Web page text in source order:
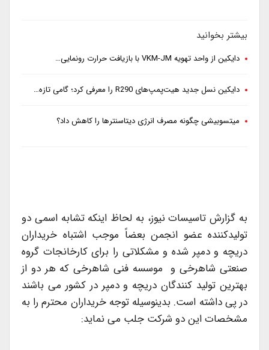
بیشتر بخوانید
دایکین از واحد تهویه VKM-JM با بازیافت حرارت رونمایی…
دایکین نسل جدید هیت‌پمپ‌های R290 را معرفی کرد؛ گامی تازه…
میتسوبیشی چگونه مصرف انرژی دیتاسنترها را کاهش داد؟
به گزارش تاسیسات نیوز، به لحاظ اینکه تشابه اسمی دو
تولیدکننده عضو انجمن بعضاً موجب اشتباه خریداران
دریچه و دمپر شده و مشکلاتی را برای کارخانجات گروه
صنعتی شاهرخی و موسسه فنی شاهرخی که هر دو از
بهترین تولید کنندگان دریچه و دمپر در کشور می باشند
در پی داشته است. بدینوسیله توجه خریداران محترم را به
مشخصات این دو شرکت جلب می نماید: